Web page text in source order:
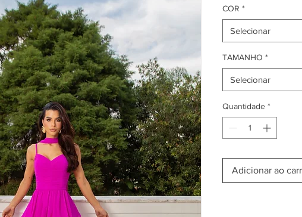
COR *
Selecionar
TAMANHO *
Selecionar
Quantidade *
Adicionar ao